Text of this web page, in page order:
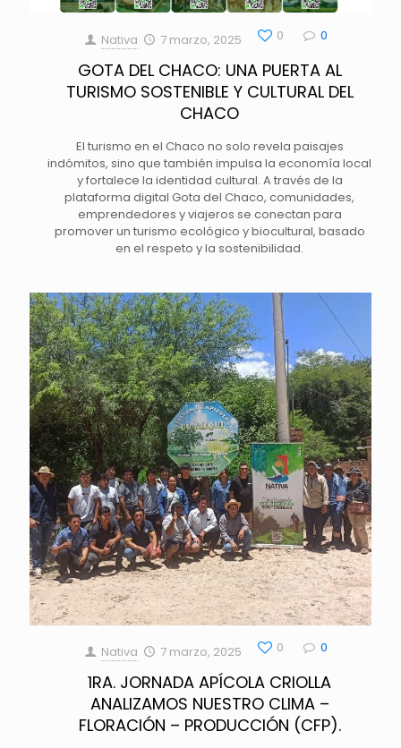
Nativa 7 marzo, 2025 0 0
GOTA DEL CHACO: UNA PUERTA AL
TURISMO SOSTENIBLE Y CULTURAL DEL
CHACO
El turismo en el Chaco no solo revela paisajes
indómitos, sino que también impulsa la economía local
y fortalece la identidad cultural. A través de la
plataforma digital Gota del Chaco, comunidades,
emprendedores y viajeros se conectan para
promover un turismo ecológico y biocultural, basado
en el respeto y la sostenibilidad.
Nativa 7 marzo, 2025 0 0
1RA. JORNADA APÍCOLA CRIOLLA
ANALIZAMOS NUESTRO CLIMA –
FLORACIÓN – PRODUCCIÓN (CFP).